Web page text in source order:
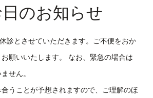
のお知らせ
診とさせていただきます。ご不便をおか
願いいたします。 なお、緊急の場合は
せん。
うことが予想されますので、ご理解のほ